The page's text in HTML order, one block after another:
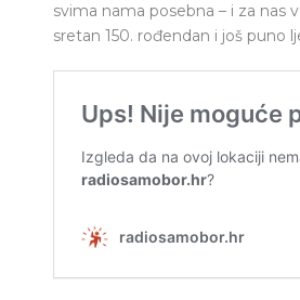
svima nama posebna – i za nas
sretan 150. rođendan i još puno